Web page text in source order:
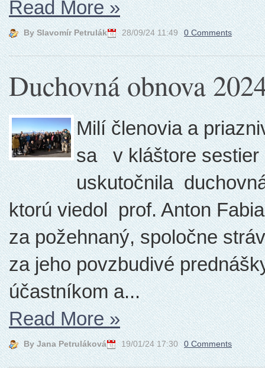
Read More»
By Slavomír Petrulák 28/09/24 11:49 0 Comments
Duchovná obnova
Milí členovia a
sa v kláštore sestier
uskutočnila
ktorú viedol prof. Anton
za požehnaný, spoločne
za jeho povzbudivé
účastníkom a...
Read More»
By Jana Petruláková 19/01/24 17:30 0 Comments